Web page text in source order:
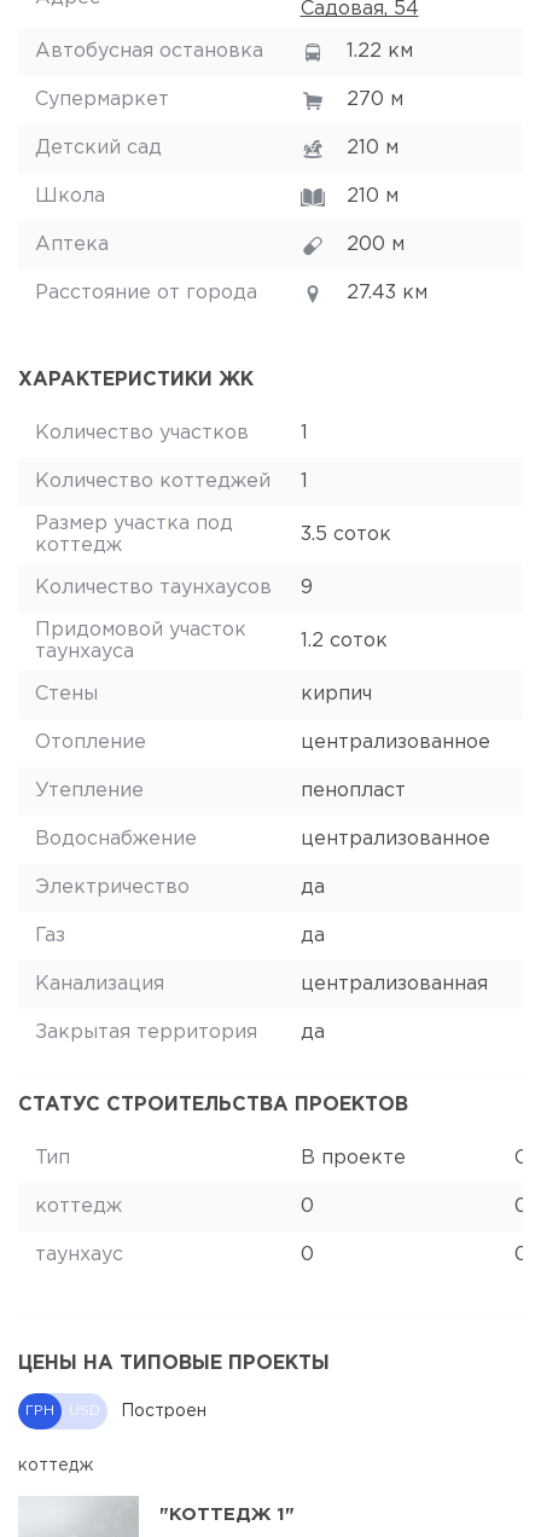
Садовая, 54
Автобусная остановка 1.22 км
Супермаркет 270 м
Детский сад 210 м
Школа 210 м
Аптека 200 м
Расстояние от города 27.43 км
ХАРАКТЕРИСТИКИ ЖК
Количество участков
Количество коттеджей
Размер участка под
коттедж
3.5 соток
Количество таунхаусов 9
Придомовой участок
таунхауса
1.2 соток
Стены кирпич
Отопление централизованное
Утепление пенопласт
Водоснабжение централизованное
Электричество да
Газ да
Канализация централизованная
Закрытая территория да
СТАТУС СТРОИТЕЛЬСТВА ПРОЕКТОВ
Тип В проекте
коттедж 0 0
таунхаус 0 0
ЦЕНЫ НА ТИПОВЫЕ ПРОЕКТЫ
ГРН USD Построен
коттедж
"КОТТЕДЖ 1"